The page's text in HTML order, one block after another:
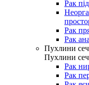
Рак
Рак
Рак
Пухлини
Пухлини
Рак
Рак